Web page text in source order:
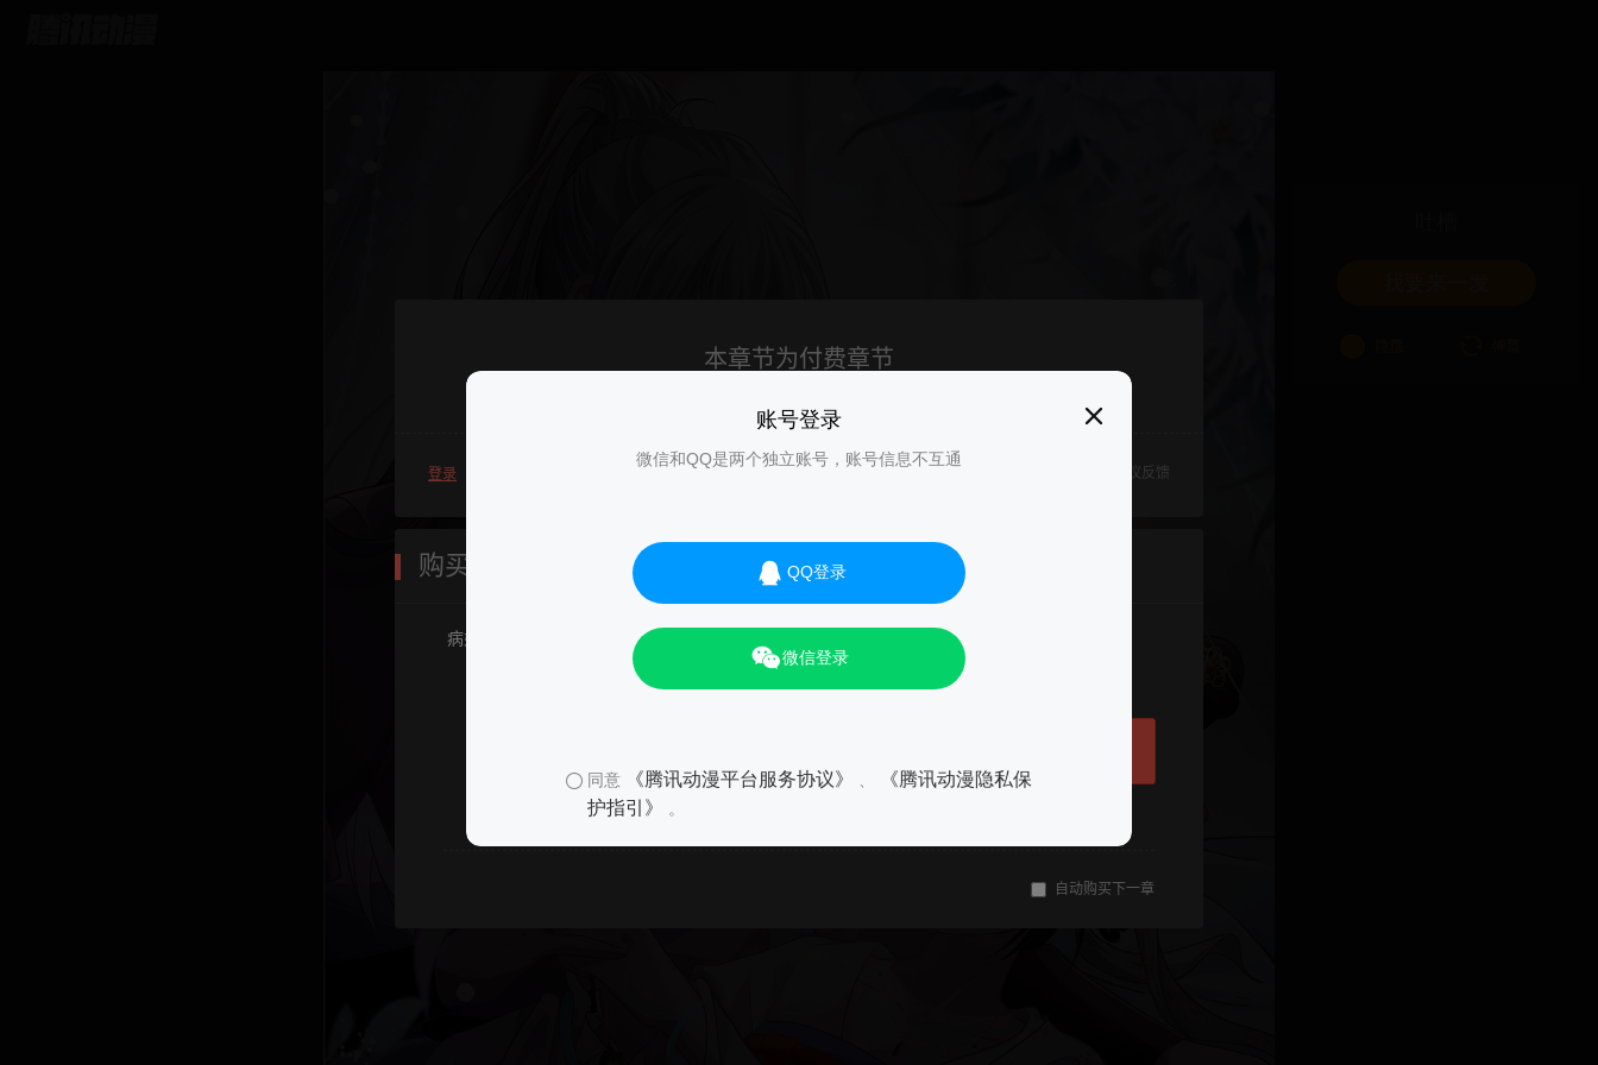
账号登录
微信和QQ是两个独立账号，账号信息不互通
QQ登录
微信登录
同意 《腾讯动漫平台服务协议》
《腾讯动漫隐私保
护指引》
。